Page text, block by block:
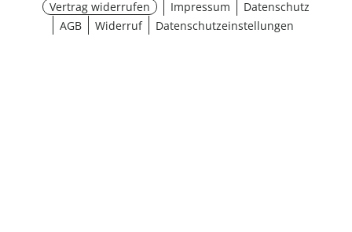
Vertrag widerrufen Impressum
Datenschutz
AGB
Widerruf Datenschutzeinstellungen